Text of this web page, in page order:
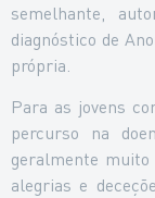
semelhante,
diagnóstico de
própria.
Para as jovens
percurso na
geralmente muito
alegrias e